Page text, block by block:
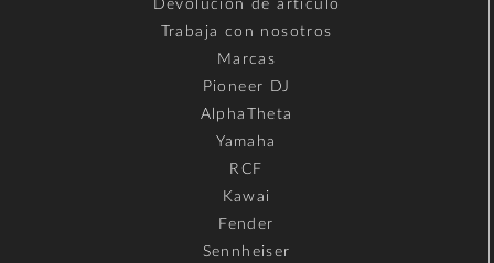
Devolución de artículo
Trabaja con nosotros
Marcas
Pioneer DJ
AlphaTheta
Yamaha
RCF
Kawai
Fender
Sennheiser